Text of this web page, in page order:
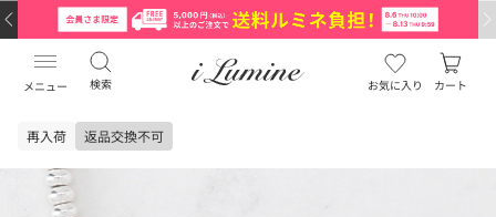
メニュー 検索 お気に入り カート
再入荷 返品交換不可